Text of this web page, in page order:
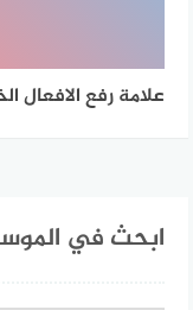
علامة رفع الافعال
ابحث في